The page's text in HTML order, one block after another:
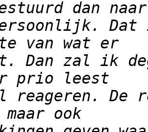
Dat
Dan zal ik
reageren.